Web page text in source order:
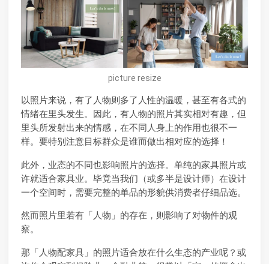
picture resize
以照片来说，有了人物则多了人性的温暖，甚至有各式的
情绪在里头发生。因此，有人物的照片其实相对有趣，但
里头所发射出来的情感，在不同人身上的作用也很不一
样。要特别注意目标群众是谁而做出相对应的选择！
此外，业态的不同也影响照片的选择。单纯的家具照片或
许就适合家具业。毕竟当我们（或多半是设计师）在设计
一个空间时，需要完整的单品的形貌供消费者仔细品选。
然而照片里若有「人物」的存在，则影响了对物件的观
察。
那「人物配家具」的照片适合放在什么生态的产业呢？或